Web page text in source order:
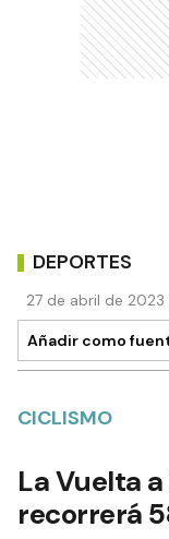
DEPORTES
27 de abril de
Añadir como
CICLISMO
La Vuelta
recorrerá